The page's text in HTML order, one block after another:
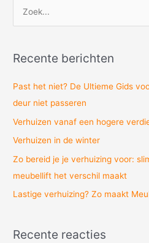
k
:
Recente berichten
Past het niet? De Ultieme Gids
deur niet passeren
Verhuizen vanaf een hogere
Verhuizen in de winter
Zo bereid je je verhuizing voor:
meubellift het verschil maakt
Lastige verhuizing? Zo maakt
Recente reacties